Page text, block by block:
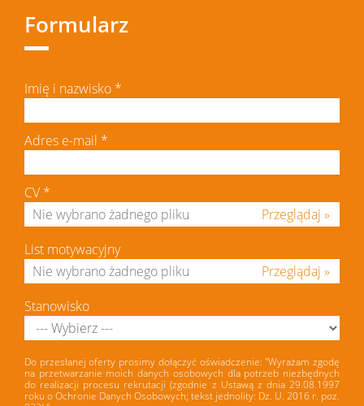
Formularz
Imię i nazwisko *
Adres e-mail *
CV *
Przeglądaj »
List motywacyjny
Przeglądaj »
Stanowisko
Do przesłanej oferty prosimy dołączyć oświadczenie: "Wyrażam zgodę
na przetwarzanie moich danych osobowych dla potrzeb niezbędnych
do realizacji procesu rekrutacji (zgodnie z Ustawą z dnia 29.08.1997
roku o Ochronie Danych Osobowych; tekst jednolity: Dz. U. 2016 r. poz.